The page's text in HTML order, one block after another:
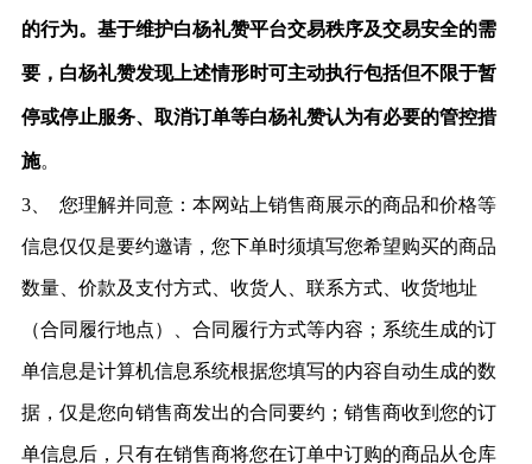
的行为。基于维护白杨礼赞平台交易秩序及交易安全的需
要，白杨礼赞发现上述情形时可主动执行包括但不限于暂
停或停止服务、取消订单等白杨礼赞认为有必要的管控措
施。
3、 您理解并同意：本网站上销售商展示的商品和价格等
信息仅仅是要约邀请，您下单时须填写您希望购买的商品
数量、价款及支付方式、收货人、联系方式、收货地址
（合同履行地点）、合同履行方式等内容；系统生成的订
单信息是计算机信息系统根据您填写的内容自动生成的数
据，仅是您向销售商发出的合同要约；销售商收到您的订
单信息后，只有在销售商将您在订单中订购的商品从仓库